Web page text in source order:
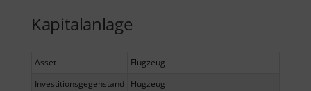
Kapitalanlage
Asset
Flugzeug
Investitionsgegenstand
Flugzeug